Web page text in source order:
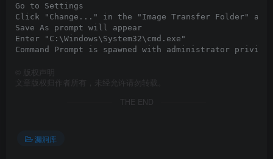
Go to Settings
Click "Change..." in the "Image Transfer Folder" area
Save As prompt will appear
Enter "C:\Windows\System32\cmd.exe"
版权声明
文章版权归作者所有，未经允许请勿转载。
THE END
漏洞库